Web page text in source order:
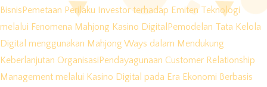
Bisnis Pemetaan Perilaku Investor terhadap Emiten Teknologi
melalui Fenomena Mahjong Kasino Digital Pemodelan Tata Kelola
Digital menggunakan Mahjong Ways dalam Mendukung
Keberlanjutan Organisasi Pendayagunaan Customer Relationship
Management melalui Kasino Digital pada Era Ekonomi Berbasis